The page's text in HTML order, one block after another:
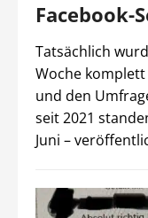
Facebook-
Tatsächlich
Woche
und den
seit 2021
Juni –